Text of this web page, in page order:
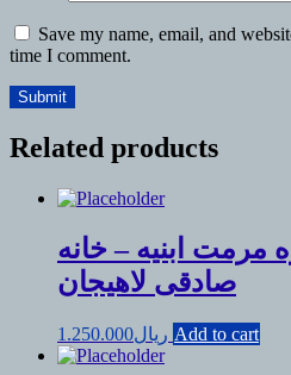
Save my name, email, and
time I comment.
Related products
مرمت ابنیه – خانه
صادقی لاهیجان
ریال1.250.000 Add to cart